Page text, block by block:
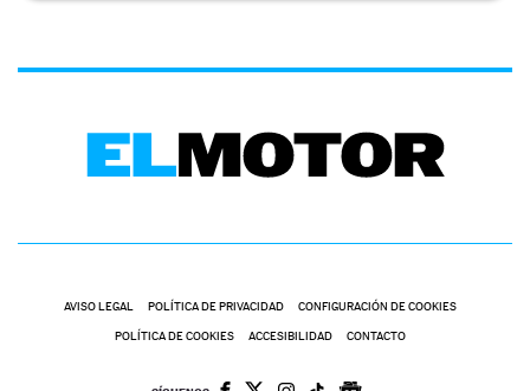
AVISO LEGAL POLÍTICA DE PRIVACIDAD CONFIGURACIÓN DE COOKIES
POLÍTICA DE COOKIES ACCESIBILIDAD CONTACTO